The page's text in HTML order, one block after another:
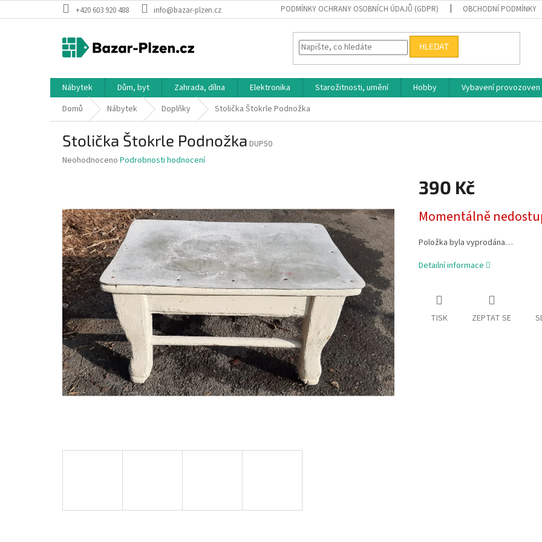
na
+420 603 920 488 info@bazar-plzen.cz PODMÍNKY OCHRANY OSOBNÍCH ÚDAJŮ (GDPR) OBCHODNÍ PODMÍNKY
HLEDAT
Nábytek Dům, byt Zahrada, dílna Elektronika Starožitnosti, umění Hobby Vybavení provozoven
Domů
Nábytek Doplňky Stolička Štokrle Podnožka
Stolička Štokrle Podnožka DUP50
Průměrné
0,0
z
5
hvězdiček.
Neohodnoceno Podrobnosti hodnocení
390 Kč
cena:
Momentálně
Položka byla vyprodána…
Detailní informace
TISK ZEPTAT SE